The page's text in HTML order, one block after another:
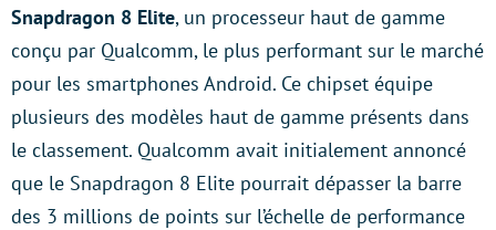
Snapdragon 8 Elite, un processeur haut de gamme
conçu par Qualcomm, le plus performant sur le marché
pour les smartphones Android. Ce chipset équipe
plusieurs des modèles haut de gamme présents dans
le classement. Qualcomm avait initialement annoncé
que le Snapdragon 8 Elite pourrait dépasser la barre
des 3 millions de points sur l’échelle de performance